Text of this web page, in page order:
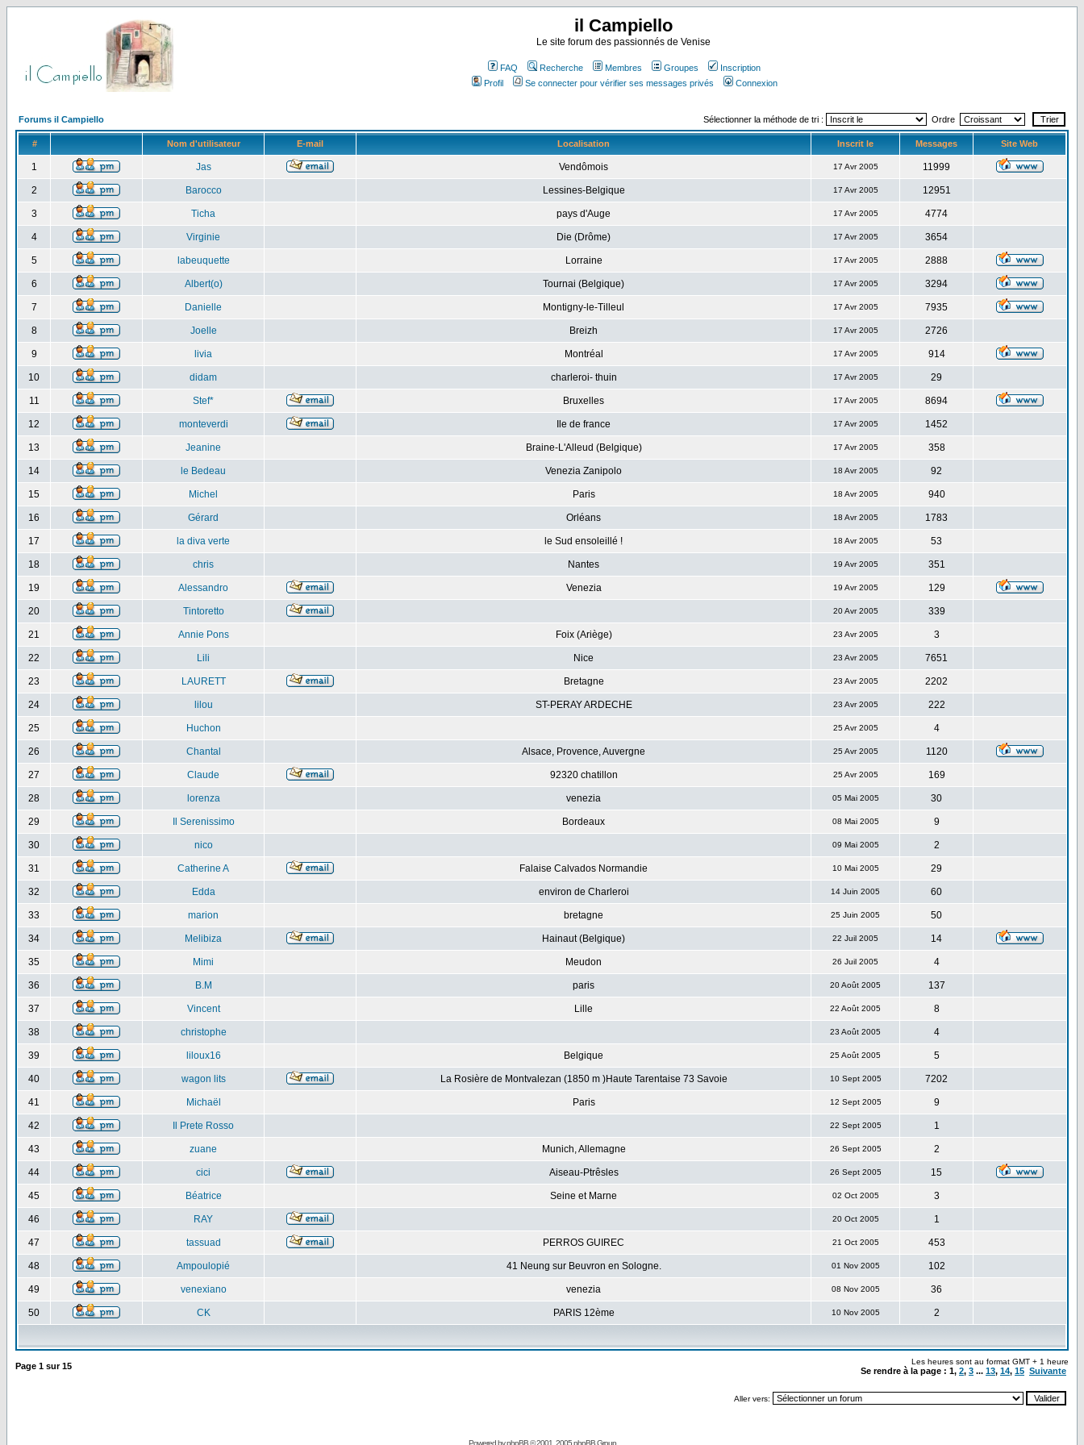
il Campiello
Le site forum des passionnés de Venise
FAQ Recherche Membres Groupes
Inscription
Profil
Se connecter pour vérifier ses messages privés Connexion
Forums il Campiello Sélectionner la méthode de tri : Ordre
# Nom d'utilisateur E-mail Localisation Inscrit le Messages Site Web
1 Jas Vendômois 17 Avr 2005 11999
2 Barocco Lessines-Belgique 17 Avr 2005 12951
3 Ticha pays d'Auge 17 Avr 2005 4774
4 Virginie Die (Drôme) 17 Avr 2005 3654
5 labeuquette Lorraine 17 Avr 2005 2888
6 Albert(o) Tournai (Belgique) 17 Avr 2005 3294
7 Danielle Montigny-le-Tilleul 17 Avr 2005 7935
8 Joelle Breizh 17 Avr 2005 2726
9 livia Montréal 17 Avr 2005 914
10 didam charleroi- thuin 17 Avr 2005 29
11 Stef* Bruxelles 17 Avr 2005 8694
12 monteverdi Ile de france 17 Avr 2005 1452
13 Jeanine Braine-L'Alleud (Belgique) 17 Avr 2005 358
14 le Bedeau Venezia Zanipolo 18 Avr 2005 92
15 Michel Paris 18 Avr 2005 940
16 Gérard Orléans 18 Avr 2005 1783
17 la diva verte le Sud ensoleillé ! 18 Avr 2005 53
18 chris Nantes 19 Avr 2005 351
19 Alessandro Venezia 19 Avr 2005 129
20 Tintoretto 20 Avr 2005 339
21 Annie Pons Foix (Ariège) 23 Avr 2005 3
22 Lili Nice 23 Avr 2005 7651
23 LAURETT Bretagne 23 Avr 2005 2202
24 lilou ST-PERAY ARDECHE 23 Avr 2005 222
25 Huchon 25 Avr 2005 4
26 Chantal Alsace, Provence, Auvergne 25 Avr 2005 1120
27 Claude 92320 chatillon 25 Avr 2005 169
28 lorenza venezia 05 Mai 2005 30
29 Il Serenissimo Bordeaux 08 Mai 2005 9
30 nico 09 Mai 2005 2
31 Catherine A Falaise Calvados Normandie 10 Mai 2005 29
32 Edda environ de Charleroi 14 Juin 2005 60
33 marion bretagne 25 Juin 2005 50
34 Melibiza Hainaut (Belgique) 22 Juil 2005 14
35 Mimi Meudon 26 Juil 2005 4
36 B.M paris 20 Août 2005 137
37 Vincent Lille 22 Août 2005 8
38 christophe 23 Août 2005 4
39 liloux16 Belgique 25 Août 2005 5
40 wagon lits La Rosière de Montvalezan (1850 m )Haute Tarentaise 73 Savoie 10 Sept 2005 7202
41 Michaël Paris 12 Sept 2005 9
42 Il Prete Rosso 22 Sept 2005 1
43 zuane Munich, Allemagne 26 Sept 2005 2
44 cici Aiseau-Ptrêsles 26 Sept 2005 15
45 Béatrice Seine et Marne 02 Oct 2005 3
46 RAY 20 Oct 2005 1
47 tassuad PERROS GUIREC 21 Oct 2005 453
48 Ampoulopié 41 Neung sur Beuvron en Sologne. 01 Nov 2005 102
49 venexiano venezia 08 Nov 2005 36
50 CK PARIS 12ème 10 Nov 2005 2
Page 1 sur15 Les heures sont au format GMT + 1 heure
Se rendre à la page : 1, 2, 3 ... 13, 14, 15 Suivante
Aller vers:
Powered byphpBB© 2001, 2005 phpBB Group